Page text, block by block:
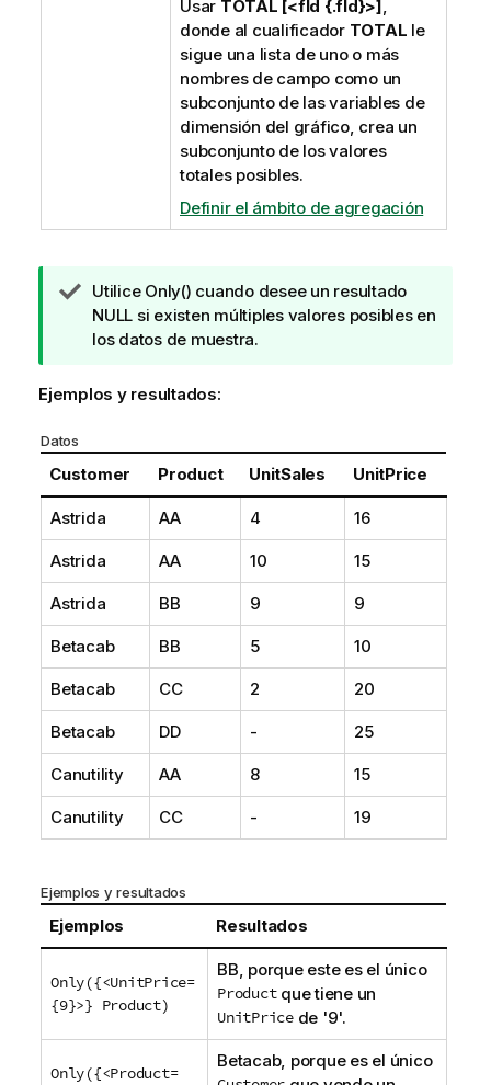
Usar TOTAL [<fld {.fld}>],
donde al cualificador TOTAL le
sigue una lista de uno o más
nombres de campo como un
subconjunto de las variables de
dimensión del gráfico, crea un
subconjunto de los valores
totales posibles.
Definir el ámbito de agregación
N
o
t
d
u
g
e
e
n
c
i
a
Utilice Only() cuando desee un resultado
NULL si existen múltiples valores posibles en
los datos de muestra.
Ejemplos y resultados:
Datos
Customer Product UnitSales UnitPrice
Astrida AA 4 16
Astrida AA 10 15
Astrida BB 9 9
Betacab BB 5 10
Betacab CC 2 20
Betacab DD - 25
Canutility AA 8 15
Canutility CC - 19
Ejemplos y resultados
Ejemplos Resultados
Only({<UnitPrice=
{9}>} Product)
BB, porque este es el único
Productque tiene un
UnitPricede '9'.
Only({<Product=
Betacab, porque es el único